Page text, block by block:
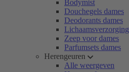
Bodymist
Douchegels dames
Deodorants dames
Lichaamsverzorging
Zeep voor dames
Parfumsets dames
Herengeuren
Alle weergeven